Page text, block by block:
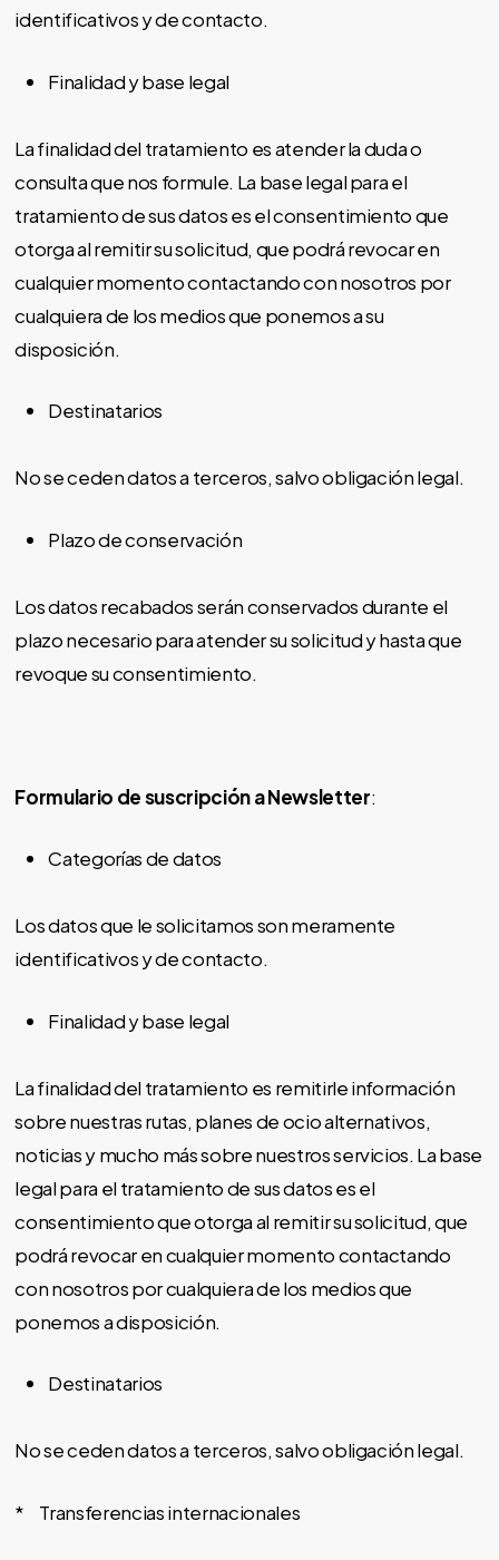
identificativos y de contacto.
Finalidad y base legal
La finalidad del tratamiento es atender la duda o
consulta que nos formule. La base legal para el
tratamiento de sus datos es el consentimiento que
otorga al remitir su solicitud, que podrá revocar en
cualquier momento contactando con nosotros por
cualquiera de los medios que ponemos a su
disposición.
Destinatarios
No se ceden datos a terceros, salvo obligación legal.
Plazo de conservación
Los datos recabados serán conservados durante el
plazo necesario para atender su solicitud y hasta que
revoque su consentimiento.
Formulario de suscripción a Newsletter:
Categorías de datos
Los datos que le solicitamos son meramente
identificativos y de contacto.
Finalidad y base legal
La finalidad del tratamiento es remitirle información
sobre nuestras rutas, planes de ocio alternativos,
noticias y mucho más sobre nuestros servicios. La base
legal para el tratamiento de sus datos es el
consentimiento que otorga al remitir su solicitud, que
podrá revocar en cualquier momento contactando
con nosotros por cualquiera de los medios que
ponemos a disposición.
Destinatarios
No se ceden datos a terceros, salvo obligación legal.
* Transferencias internacionales